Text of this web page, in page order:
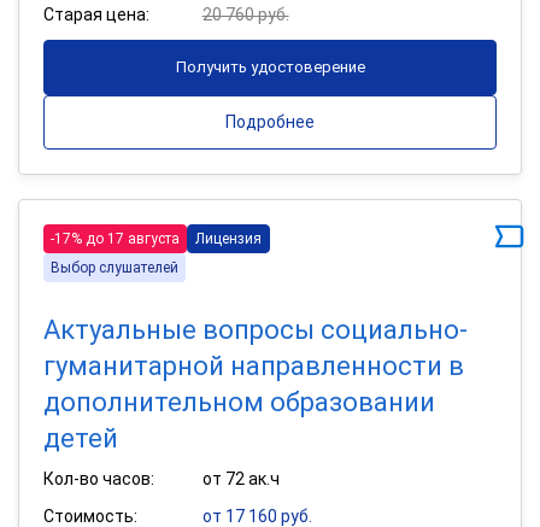
Старая цена:
20 760 руб.
Получить удостоверение
Подробнее
-17% до 17 августа
Лицензия
Выбор слушателей
Актуальные вопросы социально-
гуманитарной направленности в
дополнительном образовании
детей
Кол-во часов:
от 72 ак.ч
Стоимость:
от 17 160 руб.